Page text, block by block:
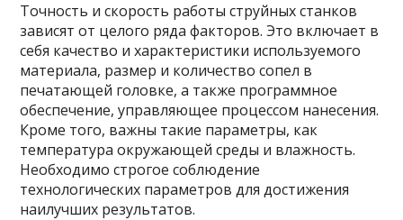
Точность и скорость работы струйных станков
зависят от целого ряда факторов. Это включает в
себя качество и характеристики используемого
материала, размер и количество сопел в
печатающей головке, а также программное
обеспечение, управляющее процессом нанесения.
Кроме того, важны такие параметры, как
температура окружающей среды и влажность.
Необходимо строгое соблюдение
технологических параметров для достижения
наилучших результатов.